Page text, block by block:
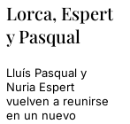
Guardia Civil”,
Antoñito el
“Thamar y
finalitzar amb
Roma” un
en Nueva
contra la
Lorca, Espert
y Pasqual
Lluís Pasqual y
Nuria Espert
vuelven a reunirse
en un nuevo